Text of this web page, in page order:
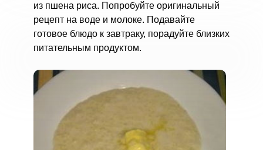
из пшена риса. Попробуйте оригинальный
рецепт на воде и молоке. Подавайте
готовое блюдо к завтраку, порадуйте близких
питательным продуктом.